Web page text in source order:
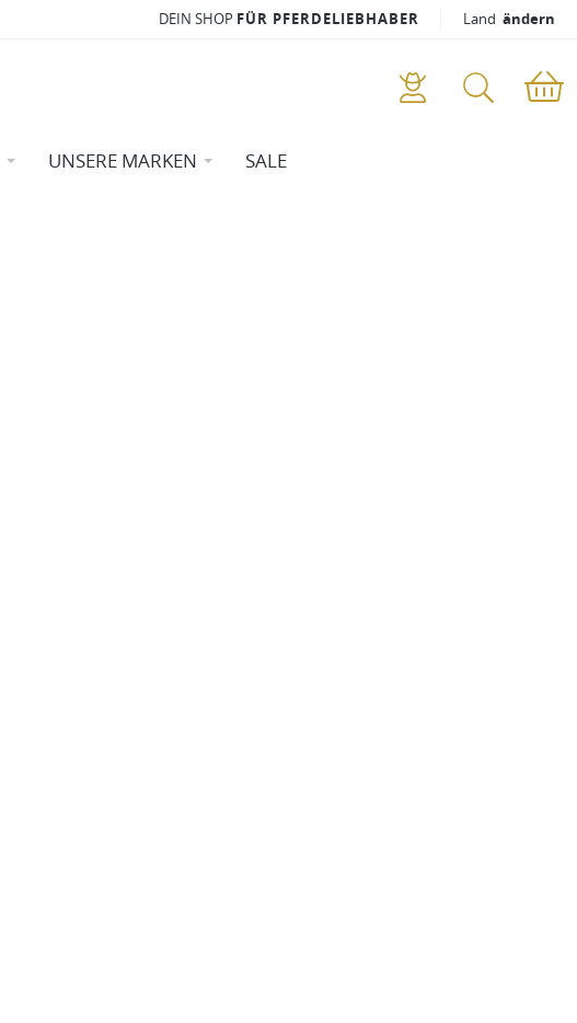
DEIN SHOP FÜR PFERDELIEBHABER Land ändern
UNSERE MARKEN SALE